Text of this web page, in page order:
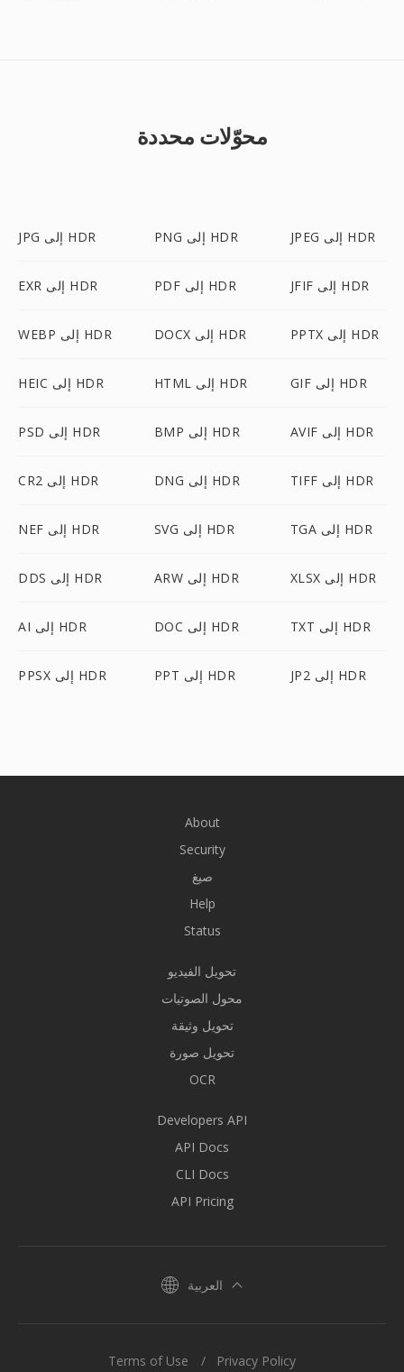
محوّلات محددة
JPG إلى HDR PNG إلى HDR JPEG إلى HDR
EXR إلى HDR PDF إلى HDR JFIF إلى HDR
WEBP إلى HDR DOCX إلى HDR PPTX إلى HDR
HEIC إلى HDR HTML إلى HDR GIF إلى HDR
PSD إلى HDR BMP إلى HDR AVIF إلى HDR
CR2 إلى HDR DNG إلى HDR TIFF إلى HDR
NEF إلى HDR SVG إلى HDR TGA إلى HDR
DDS إلى HDR ARW إلى HDR XLSX إلى HDR
AI إلى HDR DOC إلى HDR TXT إلى HDR
PPSX إلى HDR PPT إلى HDR JP2 إلى HDR
About
Security
صيغ
Help
Status
تحويل الفيديو
محول الصوتيات
تحويل وثيقة
تحويل صورة
OCR
Developers API
API Docs
CLI Docs
API Pricing
العربية
Terms of Use Privacy Policy